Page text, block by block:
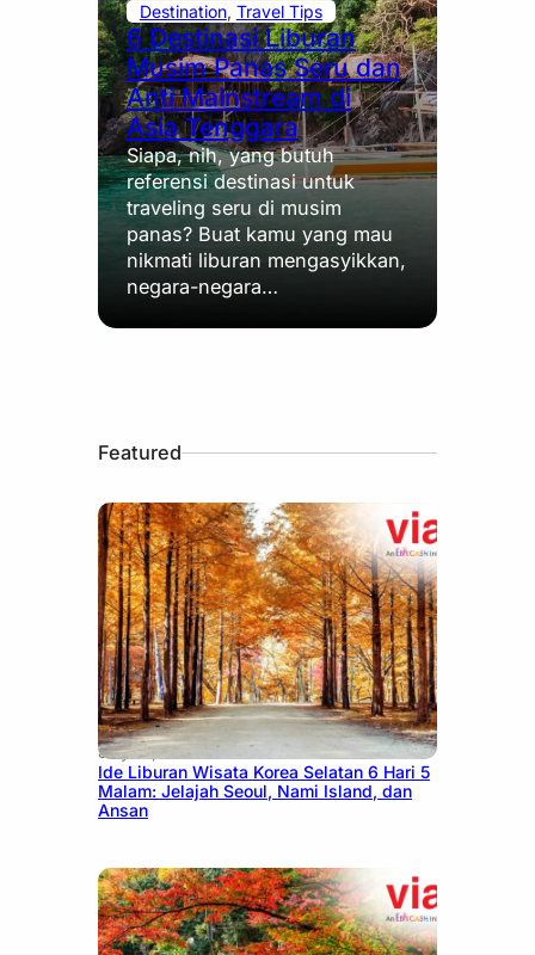
Destination, Travel Tips
6 Destinasi Liburan
Musim Panas Seru dan
Anti Mainstream di
Asia Tenggara
Siapa, nih, yang butuh
referensi destinasi untuk
traveling seru di musim
panas? Buat kamu yang mau
nikmati liburan mengasyikkan,
negara-negara…
Featured
July 15, 2026
Ide Liburan Wisata Korea Selatan 6 Hari 5
Malam: Jelajah Seoul, Nami Island, dan
Ansan